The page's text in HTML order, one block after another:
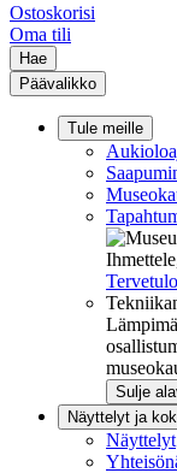
Ostoskorisi
Oma tili
Hae
Päävalikko
Tule meille
Sulje
Näyttelyt ja
Näyttelyt